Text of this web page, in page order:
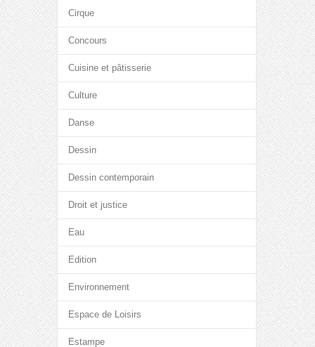
Cirque
Concours
Cuisine et pâtisserie
Culture
Danse
Dessin
Dessin contemporain
Droit et justice
Eau
Edition
Environnement
Espace de Loisirs
Estampe